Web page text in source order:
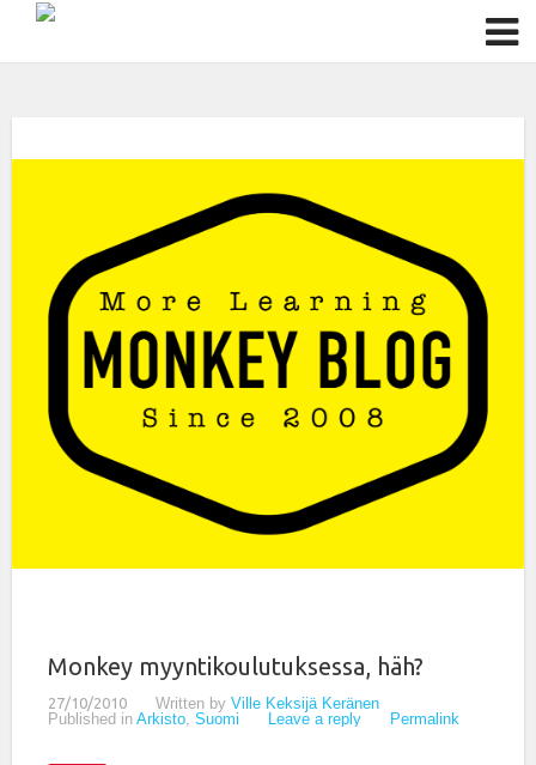
Monkey myyntikoulutuksessa, häh?
27/10/2010 Written by Ville Keksijä Keränen
Published in Arkisto, Suomi Leave a reply Permalink